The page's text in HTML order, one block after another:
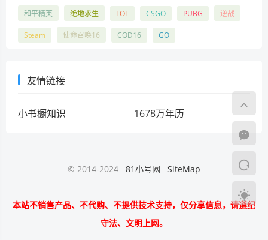
和平精英 绝地求生 LOL CSGO PUBG 逆战
Steam 使命召唤16 COD16 GO
友情链接
小书橱知识 1678万年历
© 2014-2024 81小号网 SiteMap
本站不销售产品、不代购、不提供技术支持，仅分享信息，请遵纪
守法、文明上网。